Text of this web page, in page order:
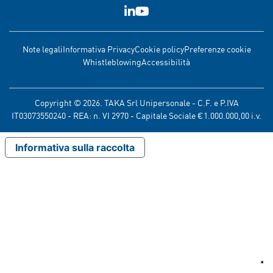
Note legali Informativa PrivacyCookie policyPreferenze cookie
WhistleblowingAccessibilità
Copyright © 2026. TAKA Srl Unipersonale - C.F. e P.IVA
IT03073550240 - REA: n. VI 2970 - Capitale Sociale €1.000.000,00 i.v.
Informativa sulla raccolta